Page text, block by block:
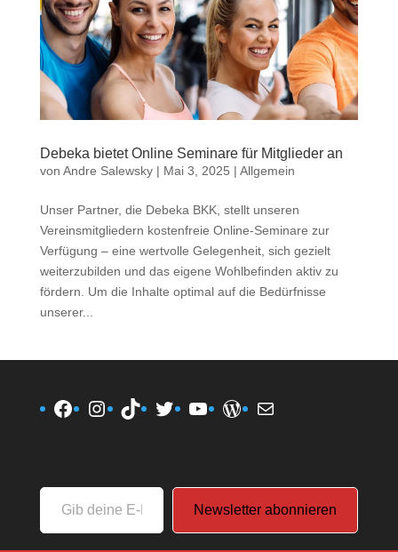
Debeka bietet Online Seminare für Mitglieder an
von Andre Salewsky| Mai 3, 2025 | Allgemein
Unser Partner, die Debeka BKK, stellt unseren
Vereinsmitgliedern kostenfreie Online-Seminare zur
Verfügung – eine wertvolle Gelegenheit, sich gezielt
weiterzubilden und das eigene Wohlbefinden aktiv zu
fördern. Um die Inhalte optimal auf die Bedürfnisse
unserer...
Facebook
Instagram
TikTokTwitterYouTube
WordPress
E-Mail
deine
E-
Newsletter abonnieren